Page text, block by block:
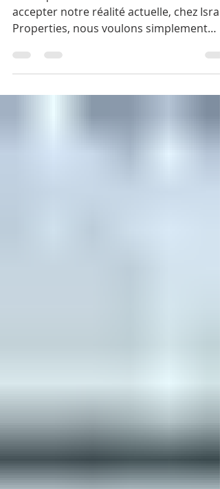
Alors que nous avons tous du mal à
accepter notre réalité actuelle, chez Israel